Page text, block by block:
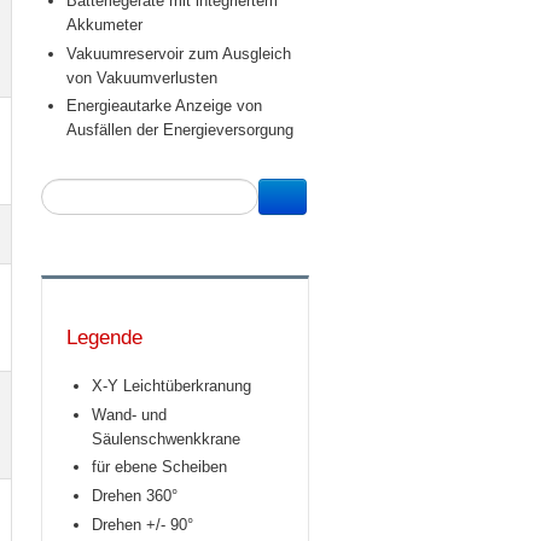
Akkumeter
Vakuumreservoir zum Ausgleich
von Vakuumverlusten
Energieautarke Anzeige von
Ausfällen der Energieversorgung
Legende
X-Y Leichtüberkranung
Wand- und
Säulenschwenkkrane
für ebene Scheiben
Drehen 360°
Drehen +/- 90°